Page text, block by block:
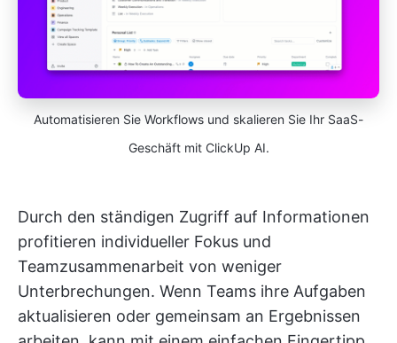
Automatisieren Sie Workflows und skalieren Sie Ihr SaaS-
Geschäft mit ClickUp AI.
Durch den ständigen Zugriff auf Informationen
profitieren individueller Fokus und
Teamzusammenarbeit von weniger
Unterbrechungen. Wenn Teams ihre Aufgaben
aktualisieren oder gemeinsam an Ergebnissen